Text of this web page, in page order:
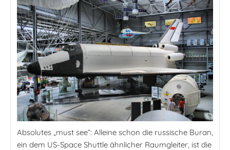
Absolutes „must see“: Alleine schon die russische Buran,
ein dem US-Space Shuttle ähnlicher Raumgleiter, ist die